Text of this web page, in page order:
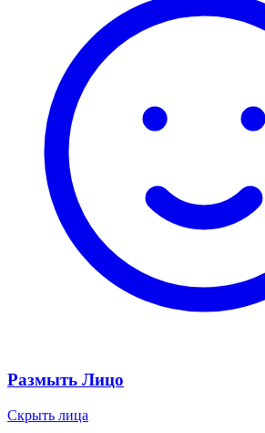
Размыть Лицо
Скрыть лица